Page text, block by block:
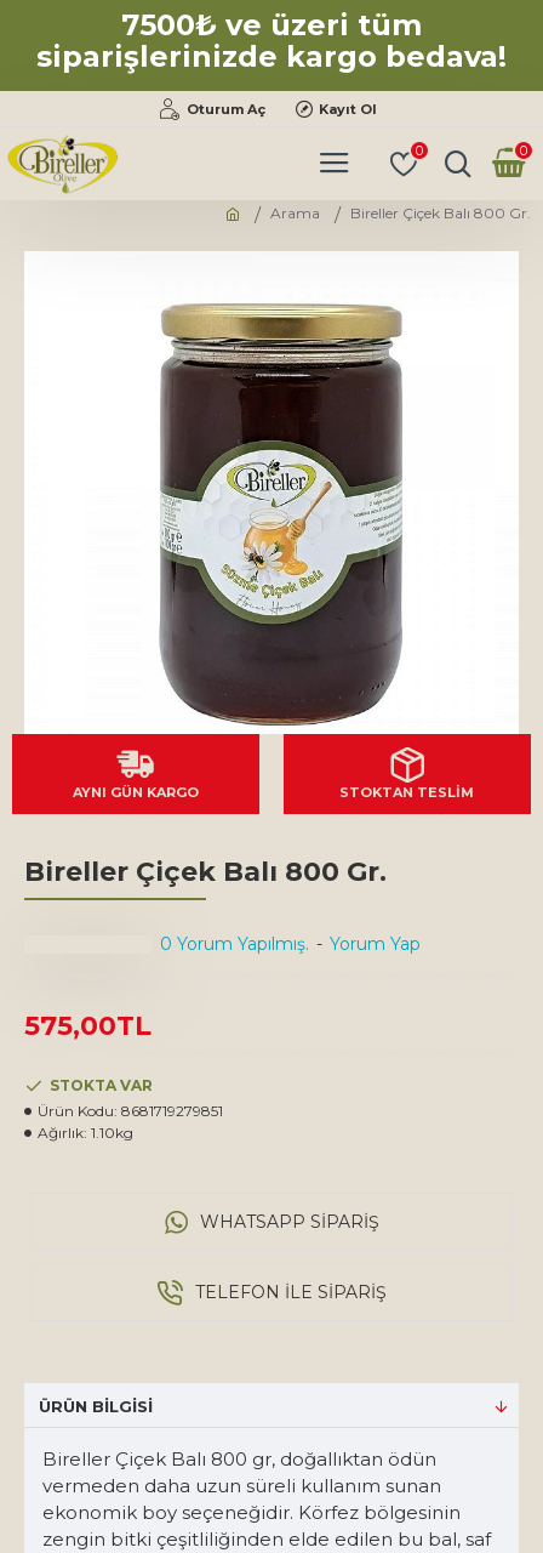
7500₺ ve üzeri tüm
siparişlerinizde kargo bedava!
Oturum Aç Kayıt Ol
0 0
Arama Bireller Çiçek Balı 800 Gr.
Bireller Çiçek Balı 800 Gr.
STOKTA VAR
Ürün Kodu: 8681719279851
Ağırlık: 1.10kg
0 Yorum Yapılmış. - Yorum Yap
575,00TL
AYNI GÜN KARGO STOKTAN TESLİM
WHATSAPP SIPARIŞ
TELEFON ILE SIPARIŞ
ÜRÜN BILGISI
Bireller Çiçek Balı 800 gr, doğallıktan ödün
vermeden daha uzun süreli kullanım sunan
ekonomik boy seçeneğidir. Körfez bölgesinin
zengin bitki çeşitliliğinden elde edilen bu bal, saf